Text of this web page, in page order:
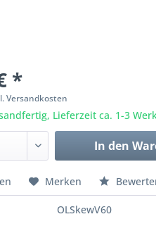
*
Versandkosten
Lieferzeit ca. 1-3
In den
Merken
OLSkewV60